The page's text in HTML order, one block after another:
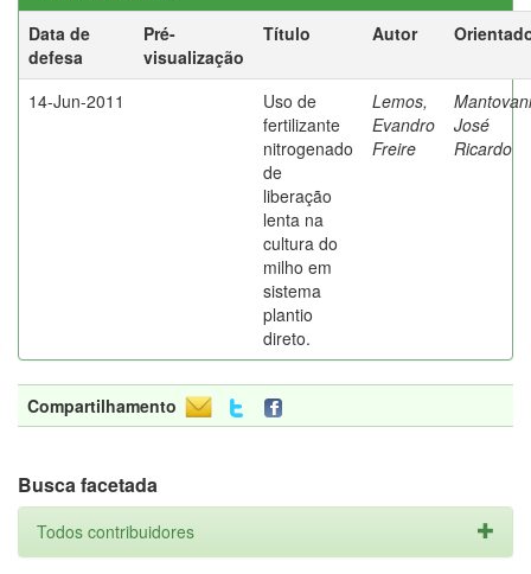
Data de
defesa
Pré-
visualização
Título Autor
14-Jun-2011
Uso de
fertilizante
nitrogenado
de
liberação
lenta na
cultura do
milho em
sistema
plantio
direto.
Lemos,
Evandro
Freire
José
Ricardo
Compartilhamento
Busca facetada
Todos contribuidores